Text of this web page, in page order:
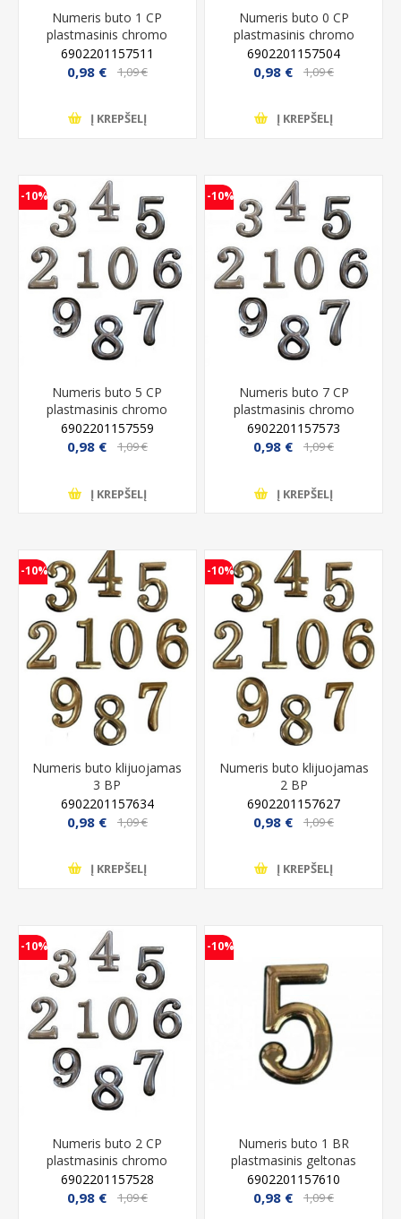
Numeris buto 1 CP
plastmasinis chromo
6902201157511
0,98 € 1,09 €
Į KREPŠELĮ
Numeris buto 0 CP
plastmasinis chromo
6902201157504
0,98 € 1,09 €
Į KREPŠELĮ
-10%
Numeris buto 5 CP
plastmasinis chromo
6902201157559
0,98 € 1,09 €
Į KREPŠELĮ
-10%
Numeris buto 7 CP
plastmasinis chromo
6902201157573
0,98 € 1,09 €
Į KREPŠELĮ
-10%
Numeris buto klijuojamas
3 BP
6902201157634
0,98 € 1,09 €
Į KREPŠELĮ
-10%
Numeris buto klijuojamas
2 BP
6902201157627
0,98 € 1,09 €
Į KREPŠELĮ
-10%
Numeris buto 2 CP
plastmasinis chromo
6902201157528
0,98 € 1,09 €
-10%
Numeris buto 1 BR
plastmasinis geltonas
6902201157610
0,98 € 1,09 €